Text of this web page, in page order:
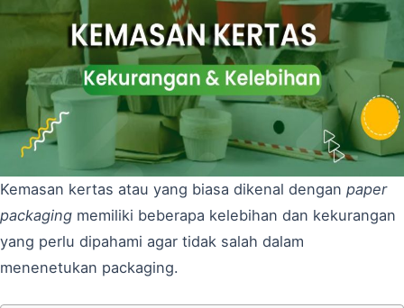
Kemasan kertas atau yang biasa dikenal dengan paper
packaging memiliki beberapa kelebihan dan kekurangan
yang perlu dipahami agar tidak salah dalam
menenetukan packaging.